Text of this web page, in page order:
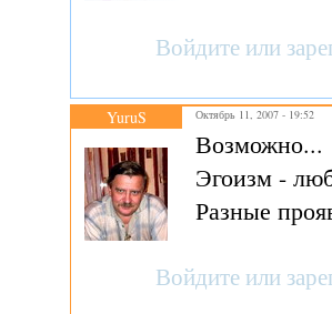
Войдите или
YuruS Октябрь 11, 2007 - 19:52
Возможно...
Эгоизм -
Разные
Войдите или